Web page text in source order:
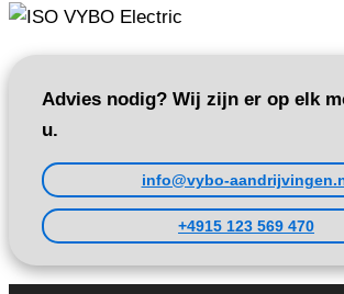
Advies nodig? Wij zijn er op elk
u.
info@vybo-
+4915 123 569 470